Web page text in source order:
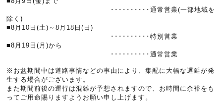
･･････････通常営業(一部地域を
除く)
■8月10日(土)～8月18日(日)
･･････････特別営業
■8月19日(月)から
･･････････通常営業
※お盆期間中は道路事情などの事由により、集配に大幅な遅延が発
生する場合がございます。
また期間前後の運行は混雑が予想されますので、お時間に余裕をも
ってご用命賜りますようお願い申し上げます。